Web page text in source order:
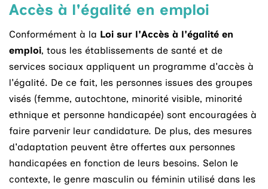
Accès à l'égalité en emploi
Conformément à la Loi sur l'Accès à l'égalité en
emploi, tous les établissements de santé et de
services sociaux appliquent un programme d'accès à
l'égalité. De ce fait, les personnes issues des groupes
visés (femme, autochtone, minorité visible, minorité
ethnique et personne handicapée) sont encouragées à
faire parvenir leur candidature. De plus, des mesures
d'adaptation peuvent être offertes aux personnes
handicapées en fonction de leurs besoins. Selon le
contexte, le genre masculin ou féminin utilisé dans les